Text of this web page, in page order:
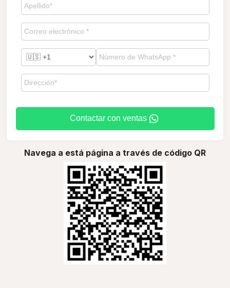
Contactar con ventas
Navega a está página a través de código QR